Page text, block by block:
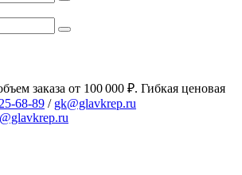
заказа от 100 000 ₽. Гибкая ценовая
68-89 / gk@glavkrep.ru